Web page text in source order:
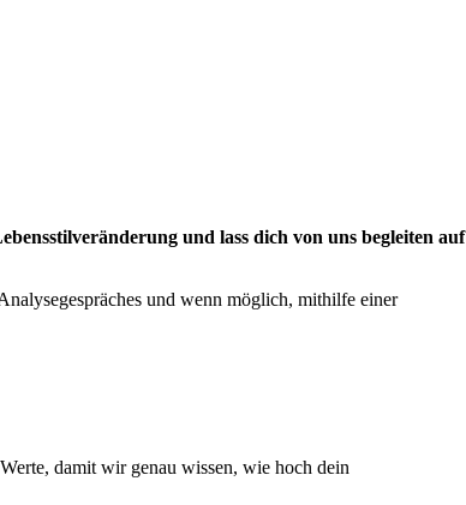
und lass dich von uns begleiten auf
und wenn möglich, mithilfe einer
damit wir genau wissen, wie hoch dein